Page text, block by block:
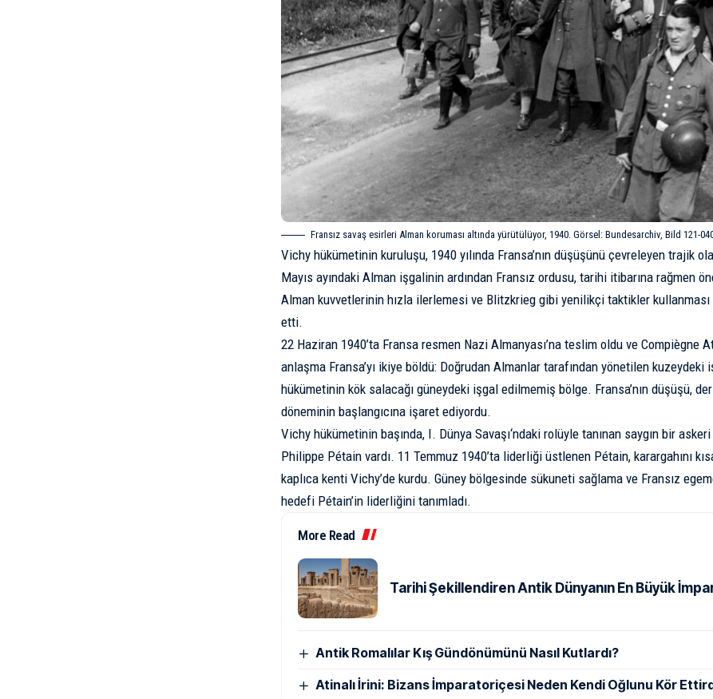
Fransız savaş esirleri Alman koruması altında yürütülüyor, 1940. Görsel: Bundesarchiv, Bild 121-
Vichy hükümetinin kuruluşu, 1940 yılında Fransa’nın düşüşünü çevreleyen trajik
Mayıs ayındaki Alman işgalinin ardından Fransız ordusu, tarihi itibarına rağmen
Alman kuvvetlerinin hızla ilerlemesi ve Blitzkrieg gibi yenilikçi taktikler kullanması
etti.
22 Haziran 1940’ta Fransa resmen Nazi Almanyası’na teslim oldu ve Compiègne
anlaşma Fransa’yı ikiye böldü: Doğrudan Almanlar tarafından yönetilen
hükümetinin kök salacağı güneydeki işgal edilmemiş bölge. Fransa’nın düşüşü,
döneminin başlangıcına işaret ediyordu.
Vichy hükümetinin başında, I. Dünya Savaşı‘ndaki rolüyle tanınan saygın bir
Philippe Pétain vardı. 11 Temmuz 1940’ta liderliği üstlenen Pétain, karargahını
kaplıca kenti Vichy’de kurdu. Güney bölgesinde sükuneti sağlama ve Fransız
hedefi Pétain’in liderliğini tanımladı.
More Read
Tarihi Şekillendiren Antik Dünyanın En Büyük
Antik Romalılar Kış Gündönümünü Nasıl Kutlardı?
Atinalı İrini: Bizans İmparatoriçesi Neden Kendi Oğlunu Kör